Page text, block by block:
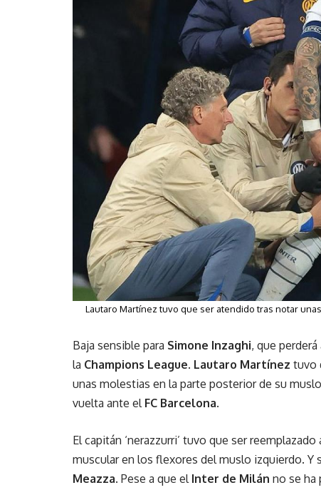
Lautaro Martínez tuvo que ser atendido tras notar
Baja sensible para Simone Inzaghi, que
la Champions League. Lautaro Martínez tuvo
unas molestias en la parte posterior de su
vuelta ante el FC Barcelona.
El capitán ‘nerazzurri’ tuvo que ser
muscular en los flexores del muslo izquierdo. Y
Meazza. Pese a que el Inter de Milán no se ha